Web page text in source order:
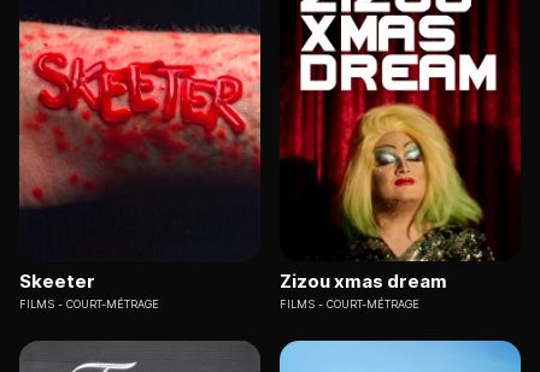
Skeeter
FILMS COURT-MÉTRAGE
Zizou xmas dream
FILMS COURT-MÉTRAGE